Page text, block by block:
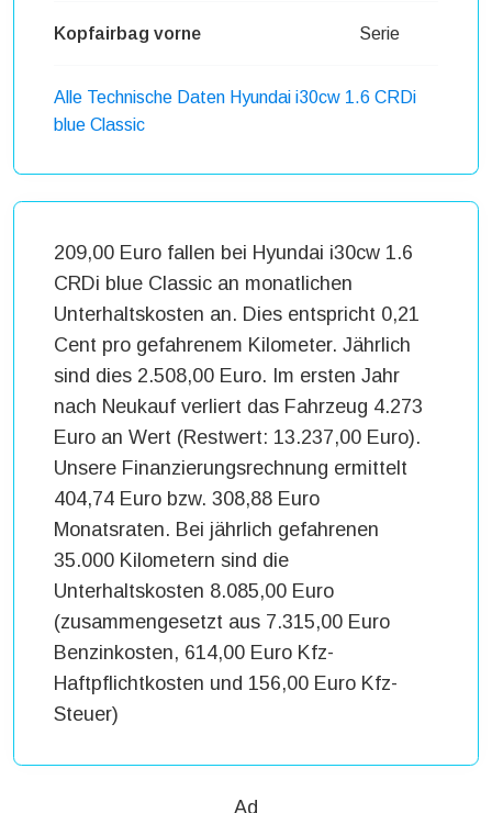
Kopfairbag vorne Serie
Alle Technische Daten Hyundai i30cw 1.6 CRDi
blue Classic
209,00 Euro fallen bei Hyundai i30cw 1.6
CRDi blue Classic an monatlichen
Unterhaltskosten an. Dies entspricht 0,21
Cent pro gefahrenem Kilometer. Jährlich
sind dies 2.508,00 Euro. Im ersten Jahr
nach Neukauf verliert das Fahrzeug 4.273
Euro an Wert (Restwert: 13.237,00 Euro).
Unsere Finanzierungsrechnung ermittelt
404,74 Euro bzw. 308,88 Euro
Monatsraten. Bei jährlich gefahrenen
35.000 Kilometern sind die
Unterhaltskosten 8.085,00 Euro
(zusammengesetzt aus 7.315,00 Euro
Benzinkosten, 614,00 Euro Kfz-
Haftpflichtkosten und 156,00 Euro Kfz-
Steuer)
Ad